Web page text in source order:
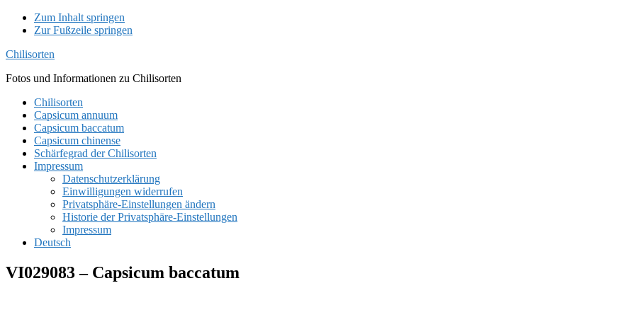
Zum Inhalt springen
Zur Fußzeile springen
Chilisorten
Fotos und Informationen zu Chilisorten
Chilisorten
Capsicum annuum
Capsicum baccatum
Capsicum chinense
Schärfegrad der Chilisorten
Impressum
Datenschutzerklärung
Einwilligungen widerrufen
Privatsphäre-Einstellungen ändern
Historie der Privatsphäre-Einstellungen
Impressum
Deutsch
VI029083 – Capsicum baccatum